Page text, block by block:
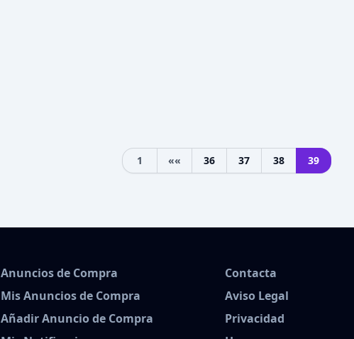
1 Previous
«« 36 37 38 39
Anuncios de Compra
Mis Anuncios de Compra
Añadir Anuncio de Compra
Contacta
Aviso Legal
Privacidad